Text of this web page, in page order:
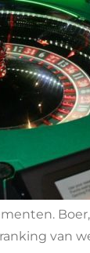
van